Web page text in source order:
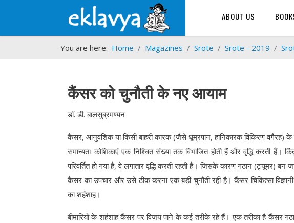
ABOUT US
You are here: Home Magazines Srote Srote - 2019
कैंसर को चुनौती के नए आयाम
डॉ. डी. बालसुब्रमण्यन
कैंसर, आनुवंशिक या किसी बाहरी कारक (जैसे धूम्रपान, हानिकारक विकिरण वगैरह) के
समान्यतः कोशिकाएं एक निश्चित संख्या तक विभाजित होती हैं और वृद्धि करती हैं।
परिवर्तित हो गया है, वे लगातार वृद्धि करती रहती हैं। जिसके कारण गठान (ट्यूमर)
कैंसर का उपचार और उसे ठीक करना एक बड़ी चुनौती रही है। कैंसर चिकित्सा
का शहंशाह।
बीमारियों के शहंशाह कैंसर पर विजय पाने के कई तरीके रहे हैं। एक तरीका है कैंसर